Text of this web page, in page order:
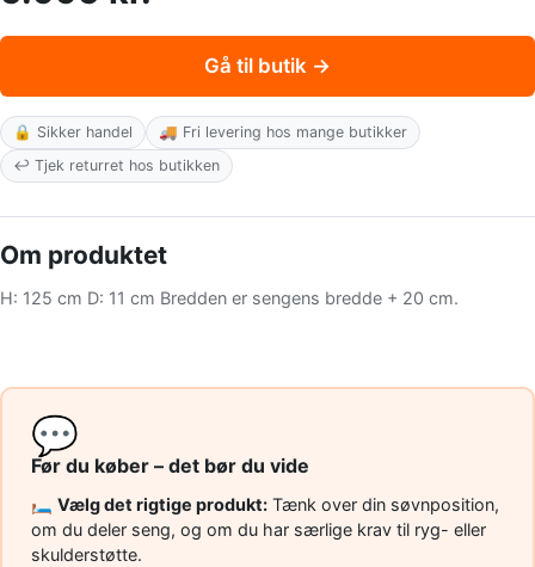
Gå til butik →
🔒 Sikker handel
🚚 Fri levering hos mange butikker
↩️ Tjek returret hos butikken
Om produktet
H: 125 cm D: 11 cm Bredden er sengens bredde + 20 cm.
💬
Før du køber – det bør du vide
🛏️ Vælg det rigtige produkt:Tænk over din søvnposition,
om du deler seng, og om du har særlige krav til ryg- eller
skulderstøtte.